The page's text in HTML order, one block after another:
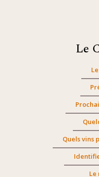
Le
Quels vins